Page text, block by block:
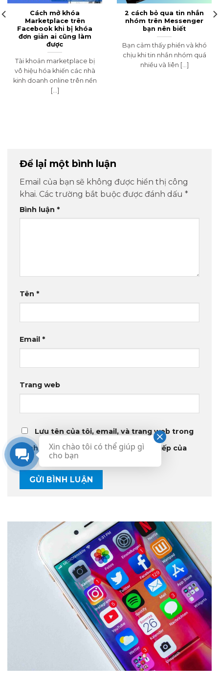
Cách mở khóa
Marketplace trên
Facebook khi bị khóa
đơn giản ai cũng làm
được
Tài khoản marketplace bị
vô hiệu hóa khiến các nhà
kinh doanh online trên nền
[...]
2 cách bỏ qua tin nhắn
nhóm trên Messenger
bạn nên biết
Bạn cảm thấy phiền và khó
chịu khi tin nhắn nhóm quá
nhiều và liên [...]
Để lại một bình luận
Email của bạn sẽ không được hiển thị công
khai. Các trường bắt buộc được đánh dấu *
Bình luận *
Tên *
Email *
Trang web
Lưu tên của tôi, email, và trang web trong
trình duyệt này cho lần bình luận kế tiếp của
tôi.
Xin chào tôi có thể giúp gì
cho bạn